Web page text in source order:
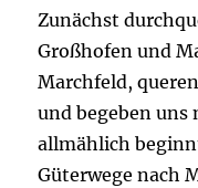
Zunächst
Großhofen und
Marchfeld,
und begeben uns
allmählich
Güterwege nach